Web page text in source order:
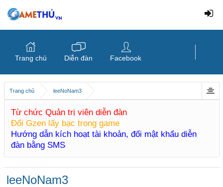
Trang chủ leeNoNam3
Từ chức Quản trị viên diễn đàn
Đổi Gzen lấy bạc trong game
Hướng dẫn kích hoạt tài khoản, đổi mật khẩu diễn
đàn bằng SMS
leeNoNam3
Trang chủ Diễn đàn Facebook